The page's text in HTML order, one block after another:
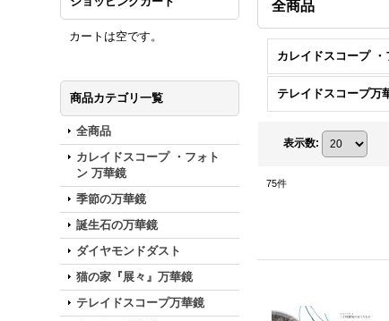
カートは空です。
商品カテゴリ一覧
全商品
カレイドスコープ ・フォト
ン 万華鏡
季節の万華鏡
誕生石の万華鏡
ダイヤモンドダスト
猫の家『展々』万華鏡
テレイドスコープ万華鏡
全商品
テレイドスコープ万
表示数:
75件